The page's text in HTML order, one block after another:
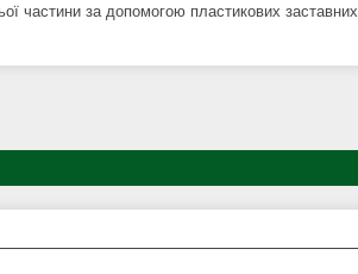
частини за допомогою пластикових заставних